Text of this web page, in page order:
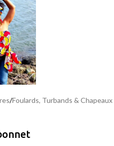
/Foulards, Turbands & Chapeaux